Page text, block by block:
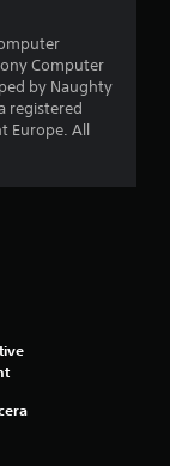
Computer
by Naughty
registered
Europe. All